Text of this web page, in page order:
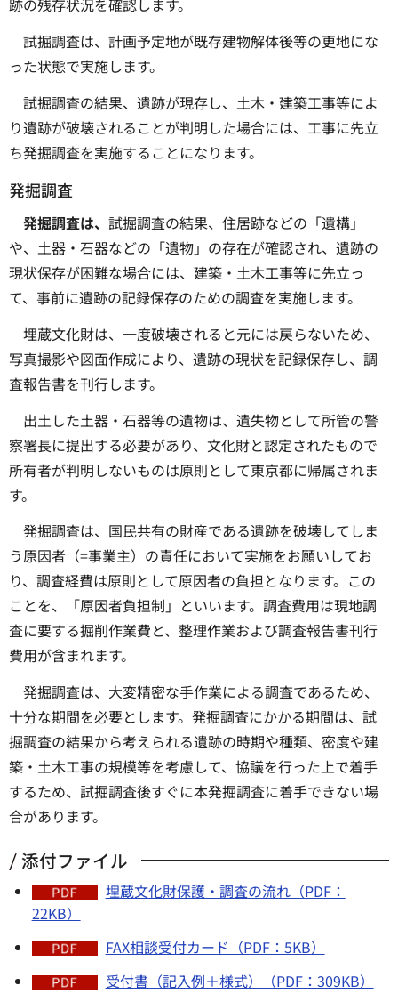
跡の残存状況を確認します。
試掘調査は、計画予定地が既存建物解体後等の更地にな
った状態で実施します。
試掘調査の結果、遺跡が現存し、土木・建築工事等によ
り遺跡が破壊されることが判明した場合には、工事に先立
ち発掘調査を実施することになります。
発掘調査
発掘調査は、 試掘調査の結果、住居跡などの「遺構」
や、土器・石器などの「遺物」の存在が確認され、遺跡の
現状保存が困難な場合には、建築・土木工事等に先立っ
て、事前に遺跡の記録保存のための調査を実施します。
埋蔵文化財は、一度破壊されると元には戻らないため、
写真撮影や図面作成により、遺跡の現状を記録保存し、調
査報告書を刊行します。
出土した土器・石器等の遺物は、遺失物として所管の警
察署長に提出する必要があり、文化財と認定されたもので
所有者が判明しないものは原則として東京都に帰属されま
す。
発掘調査は、国民共有の財産である遺跡を破壊してしま
う原因者（=事業主）の責任において実施をお願いしてお
り、調査経費は原則として原因者の負担となります。この
ことを、「原因者負担制」といいます。調査費用は現地調
査に要する掘削作業費と、整理作業および調査報告書刊行
費用が含まれます。
発掘調査は、大変精密な手作業による調査であるため、
十分な期間を必要とします。発掘調査にかかる期間は、試
掘調査の結果から考えられる遺跡の時期や種類、密度や建
築・土木工事の規模等を考慮して、協議を行った上で着手
するため、試掘調査後すぐに本発掘調査に着手できない場
合があります。
添付ファイル
埋蔵文化財保護・調査の流れ（PDF：
22KB）
FAX相談受付カード（PDF：5KB）
受付書（記入例＋様式）（PDF：309KB）